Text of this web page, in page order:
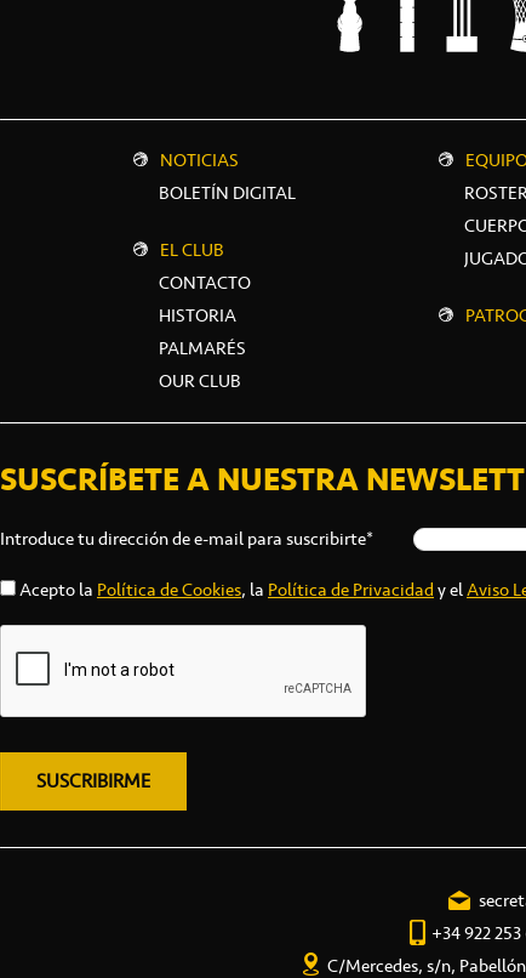
NOTICIAS
BOLETÍN DIGITAL
EL CLUB
CONTACTO
HISTORIA
PALMARÉS
OUR CLUB
SUSCRÍBETE A NUESTRA
Introduce tu dirección de e-mail para suscribirte*
Acepto la Política de Cookies, la Política de Privacidady elAviso
+34 922
C/Mercedes, s/n,